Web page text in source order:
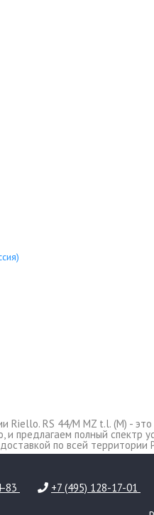
RS 44/M MZ t.l. (M) - это
предлагаем полный спектр
по всей
83 +7 (495) 128-17-01